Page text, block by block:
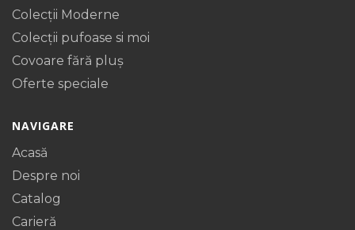
Colecții Moderne
Colecții pufoase si moi
Covoare fără pluș
Oferte speciale
NAVIGARE
Acasă
Despre noi
Catalog
Carieră